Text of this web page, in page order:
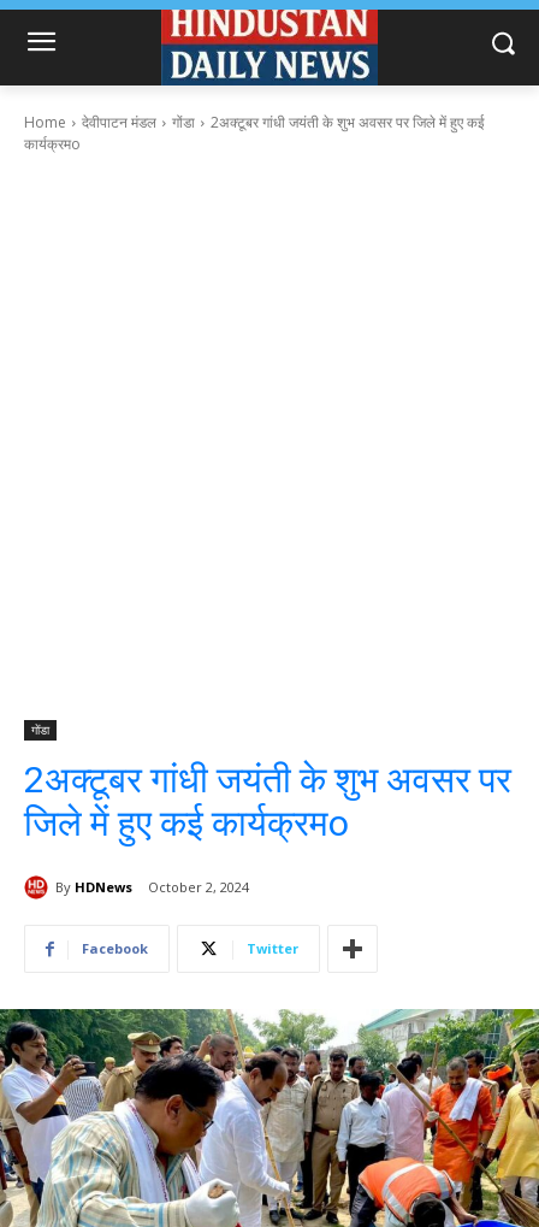
Home देवीपाटन मंडल गोंडा
2अक्टूबर गांधी जयंती के शुभ अवसर पर जिले में हुए कई
कार्यक्रमo
गोंडा
2अक्टूबर गांधी जयंती के शुभ अवसर पर
जिले में हुए कई कार्यक्रमo
By HDNews October 2, 2024
Facebook Twitter